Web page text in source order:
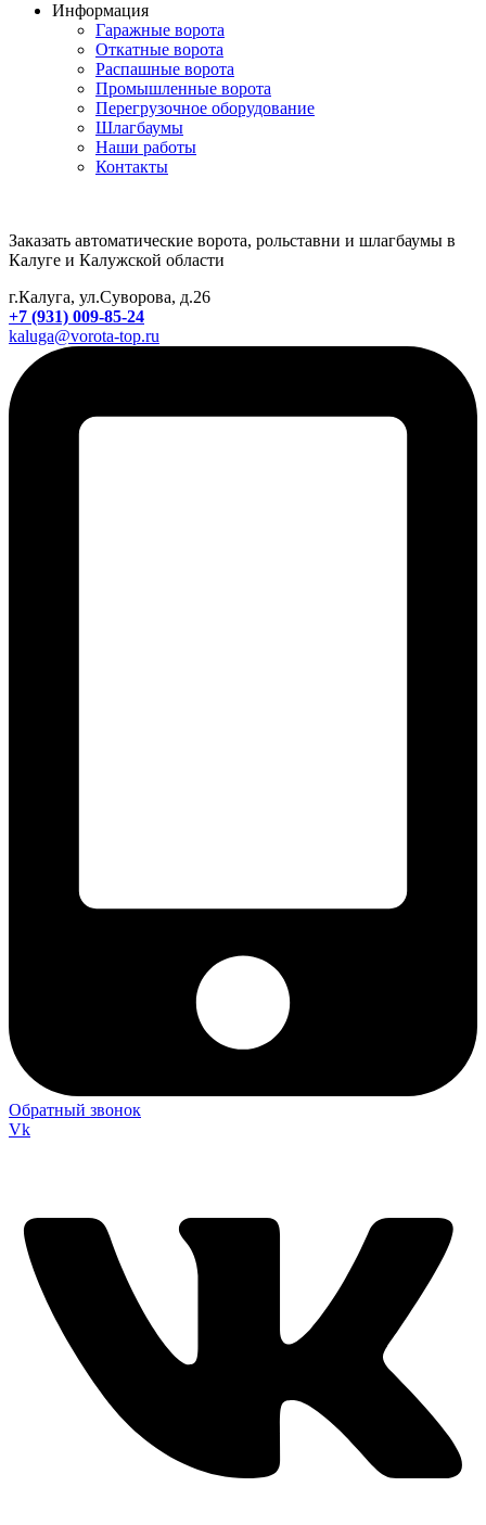
Информация
Гаражные ворота
Откатные ворота
Распашные ворота
Промышленные ворота
Перегрузочное оборудование
Шлагбаумы
Наши работы
Контакты
Заказать автоматические ворота, рольставни и шлагбаумы в
Калуге и Калужской области
г.Калуга, ул.Суворова, д.26
+7 (931) 009-85-24
kaluga@vorota-top.ru
Обратный звонок
Vk